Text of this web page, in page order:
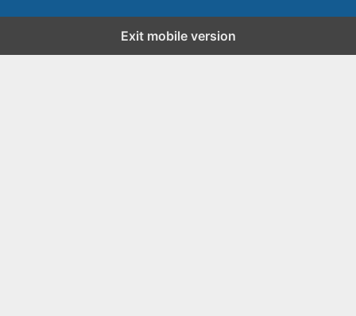
Exit mobile version